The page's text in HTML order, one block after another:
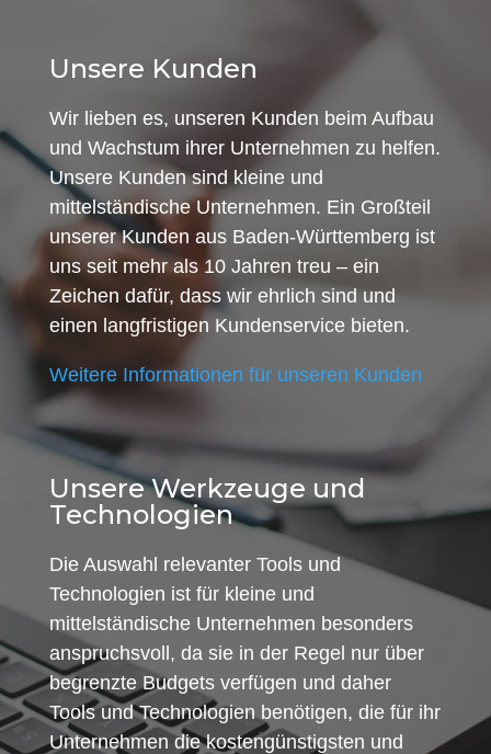
Unsere Kunden
Wir lieben es, unseren Kunden beim Aufbau
und Wachstum ihrer Unternehmen zu helfen.
Unsere Kunden sind kleine und
mittelständische Unternehmen. Ein Großteil
unserer Kunden aus Baden-Württemberg ist
uns seit mehr als 10 Jahren treu – ein
Zeichen dafür, dass wir ehrlich sind und
einen langfristigen Kundenservice bieten.
Weitere Informationen für unseren Kunden
Unsere Werkzeuge und
Technologien
Die Auswahl relevanter Tools und
Technologien ist für kleine und
mittelständische Unternehmen besonders
anspruchsvoll, da sie in der Regel nur über
begrenzte Budgets verfügen und daher
Tools und Technologien benötigen, die für ihr
Unternehmen die kostengünstigsten und